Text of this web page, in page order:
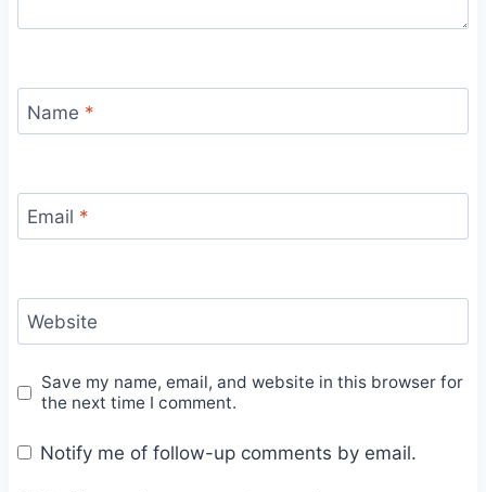
Name *
Email *
Website
Save my name, email, and website in this browser for
the next time I comment.
Notify me of follow-up comments by email.